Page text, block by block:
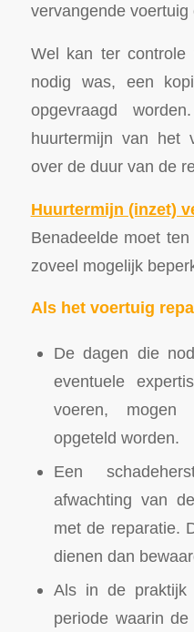
vervangende voertuig
Wel kan ter
nodig was, een
opgevraagd
huurtermijn van het
over de duur van de
Huurtermijn (inzet)
Benadeelde moet
zoveel mogelijk
Als het voertuig
De dagen die
eventuele
voeren, mogen
opgeteld worden.
Een
afwachting van
met de reparatie.
dienen dan
Als in de praktijk
periode waarin